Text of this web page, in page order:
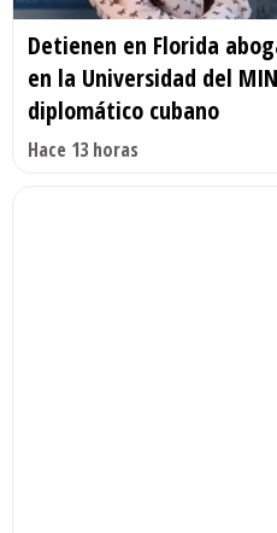
Detienen en Florida
en la Universidad del
diplomático cubano
Hace 13 horas